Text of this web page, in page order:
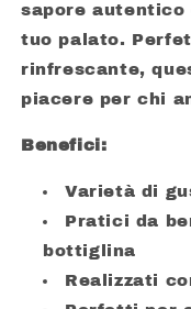
sapore autentico
tuo palato.
rinfrescante,
piacere per chi
Benefici:
Varietà di
Pratici da
bottiglina
Realizzati